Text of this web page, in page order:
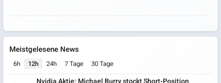
Meistgelesene News
6h 12h 24h 7 Tage 30 Tage